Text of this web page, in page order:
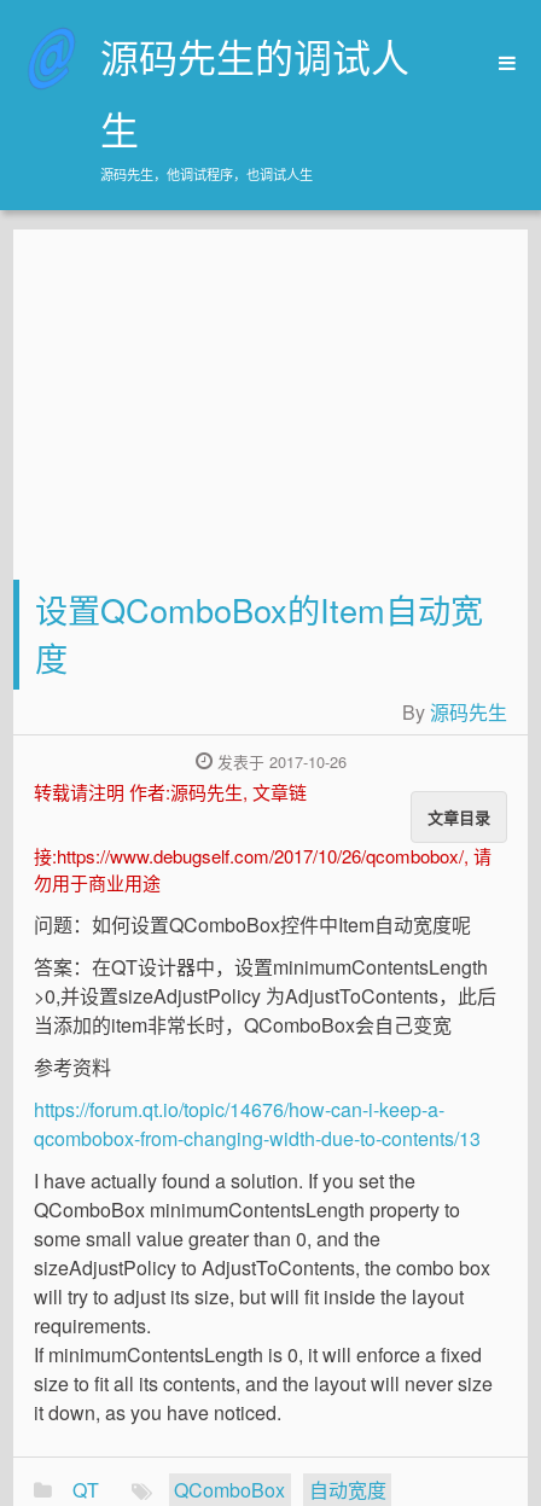
源码先生的调试人
生
源码先生，他调试程序，也调试人生
首页
设置QComboBox的Item自动宽
度
By源码先生
发表于 2017-10-26
文章目录
转载请注明 作者:源码先生, 文章链
接:https://www.debugself.com/2017/10/26/qcombobox/, 请
勿用于商业用途
问题：如何设置QComboBox控件中Item自动宽度呢
答案：在QT设计器中，设置minimumContentsLength
>0,并设置sizeAdjustPolicy 为AdjustToContents，此后
当添加的item非常长时，QComboBox会自己变宽
参考资料
https://forum.qt.io/topic/14676/how-can-i-keep-a-
qcombobox-from-changing-width-due-to-contents/13
I have actually found a solution. If you set the
QComboBox minimumContentsLength property to
some small value greater than 0, and the
sizeAdjustPolicy to AdjustToContents, the combo box
will try to adjust its size, but will fit inside the layout
requirements.
If minimumContentsLength is 0, it will enforce a fixed
size to fit all its contents, and the layout will never size
it down, as you have noticed.
QT QComboBox 自动宽度